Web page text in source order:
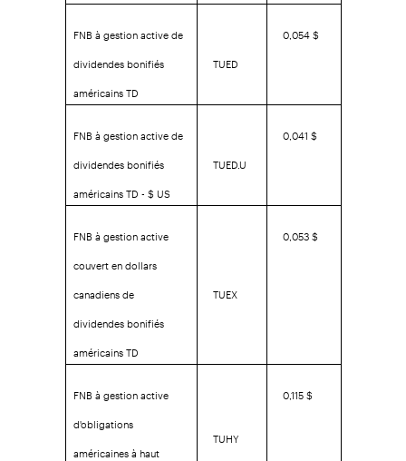
FNB à gestion active de
dividendes bonifiés
américains TD
TUED
0,054 $
FNB à gestion active de
dividendes bonifiés
américains TD - $ US
TUED.U
0,041 $
FNB à gestion active
couvert en dollars
canadiens de
dividendes bonifiés
américains TD
TUEX
0,053 $
FNB à gestion active
d'obligations
américaines à haut
TUHY
0,115 $